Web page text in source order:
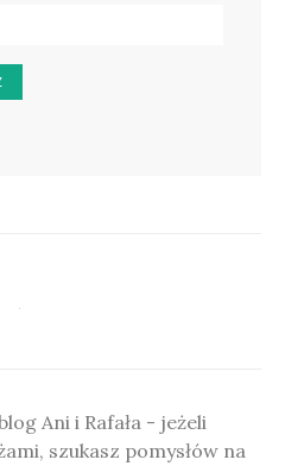
Ani i Rafała - jeżeli
szukasz pomysłów na